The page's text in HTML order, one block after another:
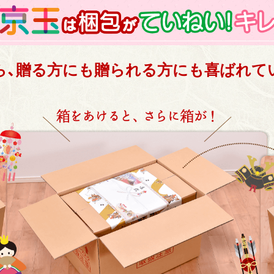
贈る方にも贈られる方にも喜ばれて